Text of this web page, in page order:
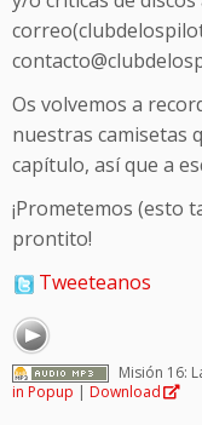
Os volvemos a
nuestras camisetas
capítulo, así que a
¡Prometemos (esto
prontito!
Tweeteanos
Misión 16:
in Popup | Download